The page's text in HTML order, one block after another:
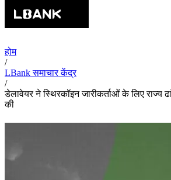
होम
/
LBank समाचार केंद्र
/
डेलावेयर ने स्थिरकॉइन जारीकर्ताओं के लिए राज्य
की